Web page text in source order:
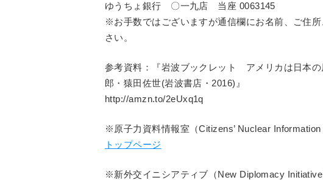
ゆうちょ銀行 〇一九店 当座 0063145
※お手数ではございますが通信欄にお名前、ご住
さい。
参考資料：『岩波ブックレット アメリカは日本
郎・猿田佐世(岩波書店・2016)』
http://amzn.to/2eUxq1q
※原子力資料情報室（Citizens’ Nuclear Information
トップページ
※新外交イニシアティブ（New Diplomacy Initiative